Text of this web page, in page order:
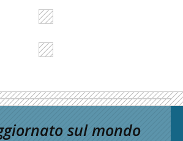
sul mondo